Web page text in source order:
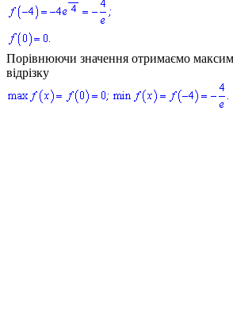
Порівнюючи значення отримаємо
відрізку